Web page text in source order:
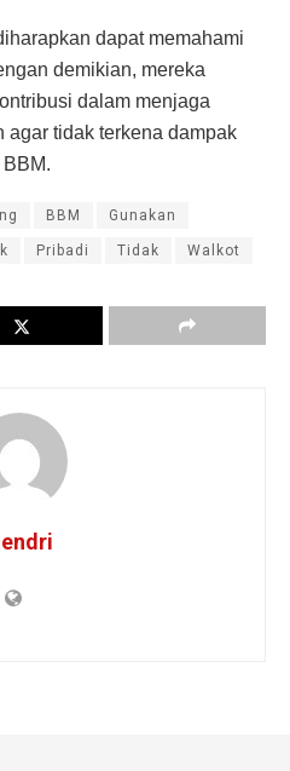
dapat memahami
demikian, mereka
dalam menjaga
tidak terkena dampak
BBM Gunakan
Pribadi Tidak Walkot